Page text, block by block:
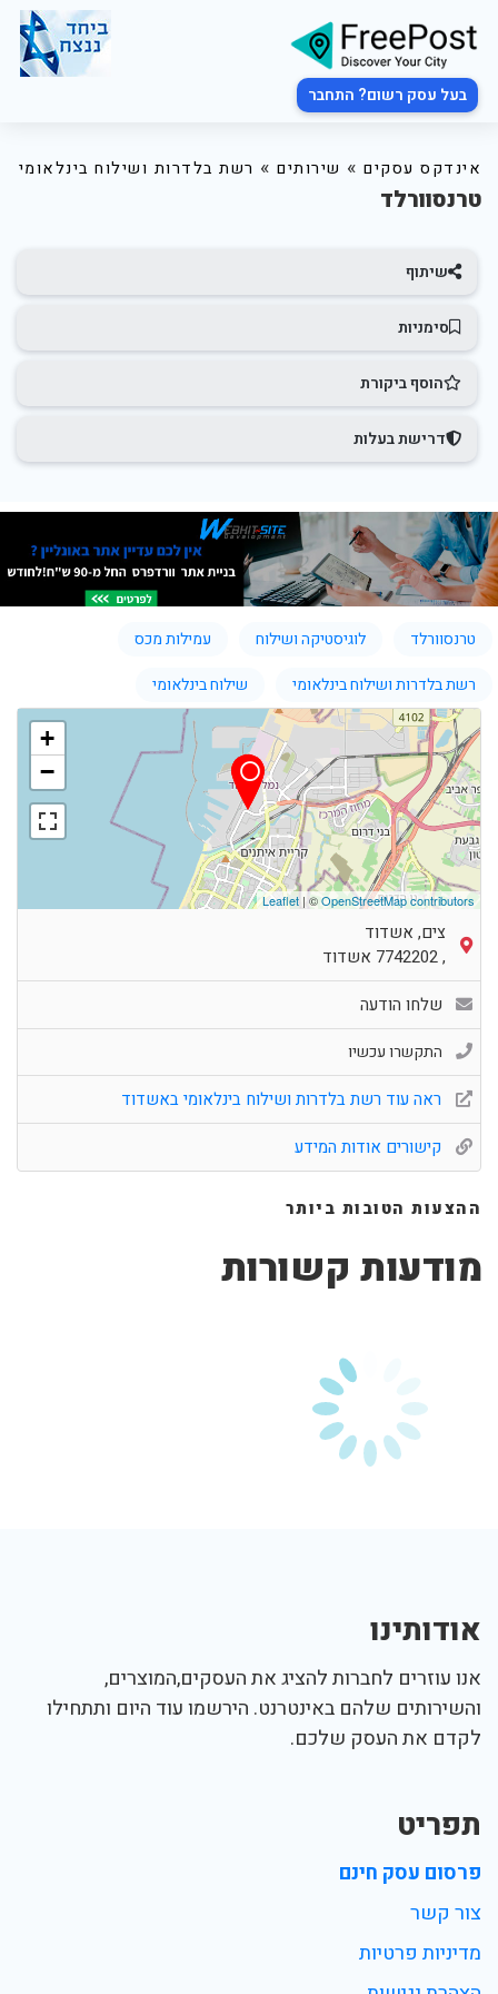
בעל עסק רשום? התחבר
אינדקס עסקים » שירותים » רשת בלדרות ושילוח בינלאומי
טרנסוורלד
שיתוף
סימניות
הוסף ביקורת
דרישת בעלות
טרנסוורלד לוגיסטיקה ושילוח
עמילות מכס
רשת בלדרות ושילוח בינלאומי
שילוח בינלאומי
+
−
Leaflet | ©OpenStreetMap contributors
צים, אשדוד
,
7742202 אשדוד
שלחו הודעה
התקשרו עכשיו
ראה עוד רשת בלדרות ושילוח בינלאומי באשדוד
קישורים אודות המידע
ההצעות הטובות ביותר
מודעות קשורות
אודותינו
אנו עוזרים לחברות להציג את העסקים,המוצרים,
והשירותים שלהם באינטרנט. הירשמו עוד היום ותתחילו
לקדם את העסק שלכם.
תפריט
פרסום עסק חינם
צור קשר
מדיניות פרטיות